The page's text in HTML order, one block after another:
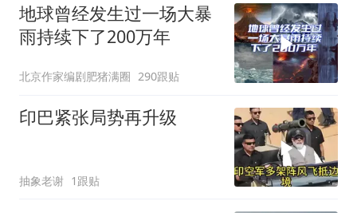
地球曾经发生过一场大暴
雨持续下了200万年
北京作家编剧肥猪满圈 290跟贴
印巴紧张局势再升级
抽象老谢 1跟贴